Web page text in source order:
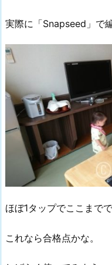
実際に「Snapseed」で
ほぼ1タップでここまで
これなら合格点かな。